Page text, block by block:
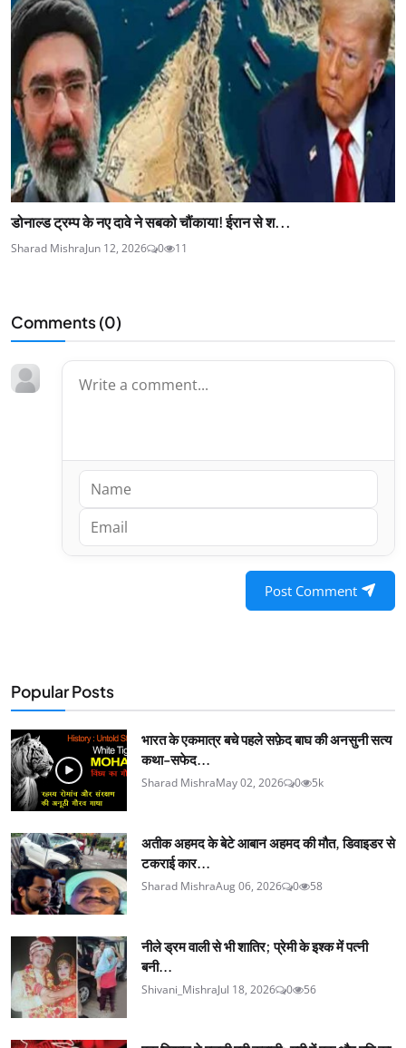
डोनाल्ड ट्रम्प के नए दावे ने सबको चौंकाया! ईरान से श...
Sharad MishraJun 12, 2026 0 11
Comments (0)
Post Comment
Popular Posts
भारत के एकमात्र बचे पहले सफ़ेद बाघ की अनसुनी सत्य
कथा-सफेद...
Sharad MishraMay 02, 2026 0 5k
अतीक अहमद के बेटे आबान अहमद की मौत, डिवाइडर से
टकराई कार...
Sharad MishraAug 06, 2026 0 58
नीले ड्रम वाली से भी शातिर; प्रेमी के इश्‍क में पत्नी
बनी...
Shivani_MishraJul 18, 2026 0 56